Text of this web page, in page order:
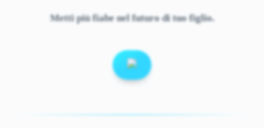
Metti più fiabe nel futuro di tuo figlio.